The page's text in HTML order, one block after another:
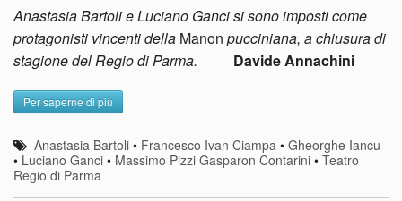
Anastasia Bartoli e Luciano Ganci si sono imposti come
protagonisti vincenti della Manon pucciniana, a chiusura di
stagione del Regio di Parma.
Davide Annachini
Per saperne di più
Anastasia Bartoli • Francesco Ivan Ciampa •Gheorghe Iancu
• Luciano Ganci • Massimo Pizzi Gasparon Contarini • Teatro
Regio di Parma